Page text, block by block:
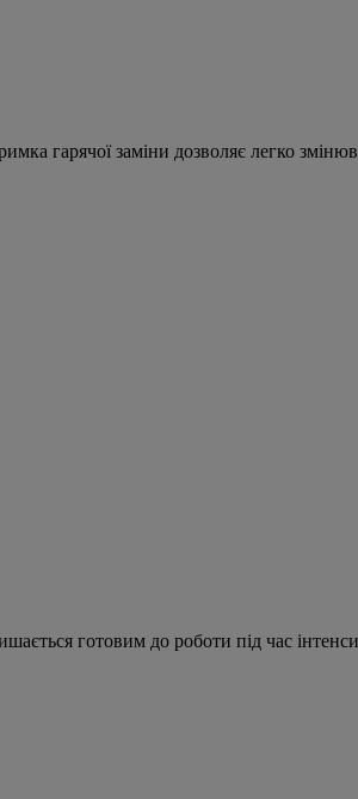
гарячої заміни дозволяє легко
готовим до роботи під час